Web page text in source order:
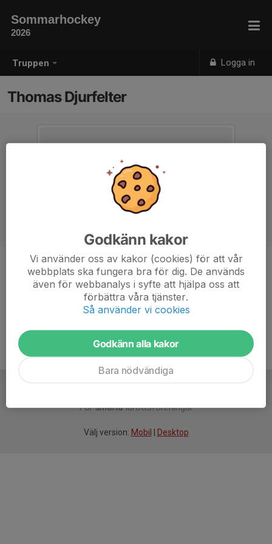
Truppen Logga in
Sommarhockey
2026
Thomas Djurfelter
Position
-
52 år
Försmartaidrottsföreningar
Välj version: Mobil Desktop
Godkänn kakor
Vi använder oss av kakor (cookies) för att vår
webbplats ska fungera bra för dig. De används
även för webbanalys i syfte att hjälpa oss att
förbättra våra tjänster.
Så använder vi cookies
Godkänn alla kakor
Bara nödvändiga